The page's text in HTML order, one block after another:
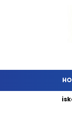
Kunjungi